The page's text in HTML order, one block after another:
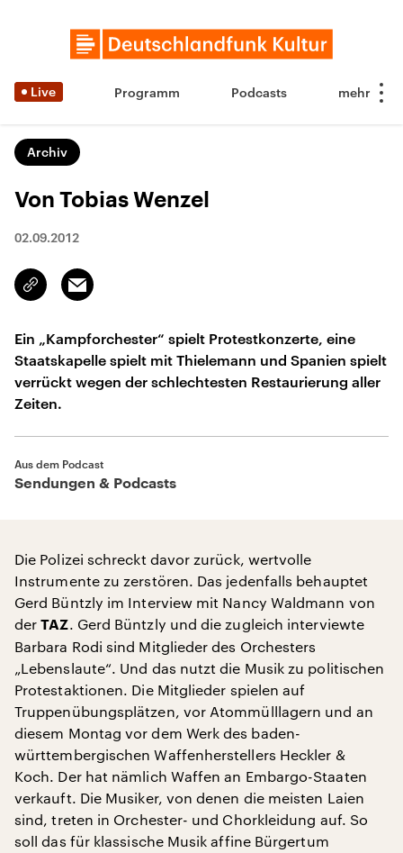
Live Programm Podcasts
Archiv
Von Tobias Wenzel
02.09.2012
Link
kopieren/teilen
Email
Ein „Kampforchester“ spielt Protestkonzerte, eine
Staatskapelle spielt mit Thielemann und Spanien spielt
verrückt wegen der schlechtesten Restaurierung aller
Zeiten.
Aus dem Podcast
Sendungen & Podcasts
Die Polizei schreckt davor zurück, wertvolle
Instrumente zu zerstören. Das jedenfalls behauptet
Gerd Büntzly im Interview mit Nancy Waldmann von
derTAZ. Gerd Büntzly und die zugleich interviewte
Barbara Rodi sind Mitglieder des Orchesters
„Lebenslaute“. Und das nutzt die Musik zu politischen
Protestaktionen. Die Mitglieder spielen auf
Truppenübungsplätzen, vor Atommülllagern und an
diesem Montag vor dem Werk des baden-
württembergischen Waffenherstellers Heckler &
Koch. Der hat nämlich Waffen an Embargo-Staaten
verkauft. Die Musiker, von denen die meisten Laien
sind, treten in Orchester- und Chorkleidung auf. So
soll das für klassische Musik affine Bürgertum